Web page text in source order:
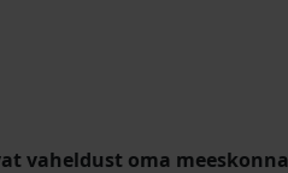
vaheldust oma